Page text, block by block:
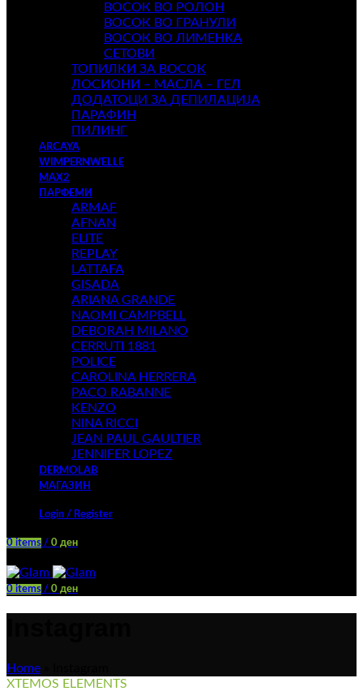
ВОСОК ВО РОЛОН
ВОСОК ВО ГРАНУЛИ
ВОСОК ВО ЛИМЕНКА
СЕТОВИ
ТОПИЛКИ ЗА ВОСОК
ЛОСИОНИ – МАСЛА – ГЕЛ
ДОДАТОЦИ ЗА ДЕПИЛАЦИЈА
ПАРАФИН
ПИЛИНГ
ARCAYA
WIMPERNWELLE
MAX2
ПАРФЕМИ
ARMAF
AFNAN
ELITE
REPLAY
LATTAFA
GISADA
ARIANA GRANDE
NAOMI CAMPBELL
DEBORAH MILANO
CERRUTI 1881
POLICE
CAROLINA HERRERA
PACO RABANNE
KENZO
NINA RICCI
JEAN PAUL GAULTIER
JENNIFER LOPEZ
DERMOLAB
МАГАЗИН
Login / Register
0 items / 0 ден
0 items / 0 ден
Home
XTEMOS ELEMENTS